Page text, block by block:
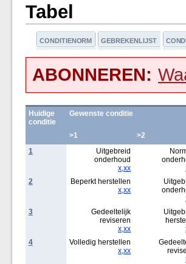
Tabel
CONDITIENORM GEBREKENLIJST
ABONNEREN:
Huidige
conditie
Gewenste conditie
>1 >2
1
Uitgebreid
onderhoud
x,xx
2
Beperkt herstellen
x,xx
3
Gedeeltelijk
reviseren
x,xx
4
Volledig herstellen
x,xx